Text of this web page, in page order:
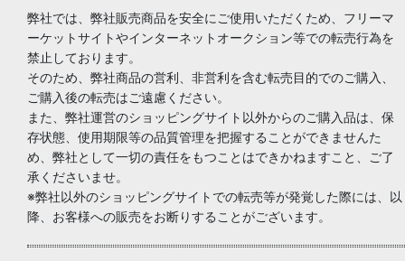
弊社では、弊社販売商品を安全にご使用いただくため、フリーマ
ーケットサイトやインターネットオークション等での転売行為を
禁止しております。
そのため、弊社商品の営利、非営利を含む転売目的でのご購入、
ご購入後の転売はご遠慮ください。
また、弊社運営のショッピングサイト以外からのご購入品は、保
存状態、使用期限等の品質管理を把握することができませんた
め、弊社として一切の責任をもつことはできかねますこと、ご了
承くださいませ。
※弊社以外のショッピングサイトでの転売等が発覚した際には、以
降、お客様への販売をお断りすることがございます。